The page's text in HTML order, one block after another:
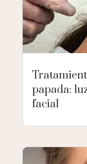
papada:
facial